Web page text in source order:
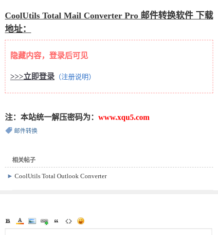
CoolUtils Total Mail Converter Pro 邮件转换软件 下载
地址：
隐藏内容，登录后可见
>>>立即登录 （注册说明）
注：本站统一解压密码为： www.xqu5.com
邮件转换
相关帖子
►CoolUtils Total Outlook Converter